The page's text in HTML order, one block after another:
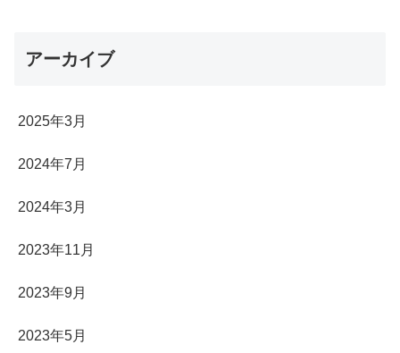
アーカイブ
2025年3月
2024年7月
2024年3月
2023年11月
2023年9月
2023年5月